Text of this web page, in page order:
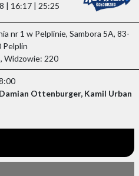
| 16:17 | 25:25
nr 1 w Pelplinie, Sambora 5A, 83-
Pelplin
Widzowie: 220
Ottenburger, Kamil Urban